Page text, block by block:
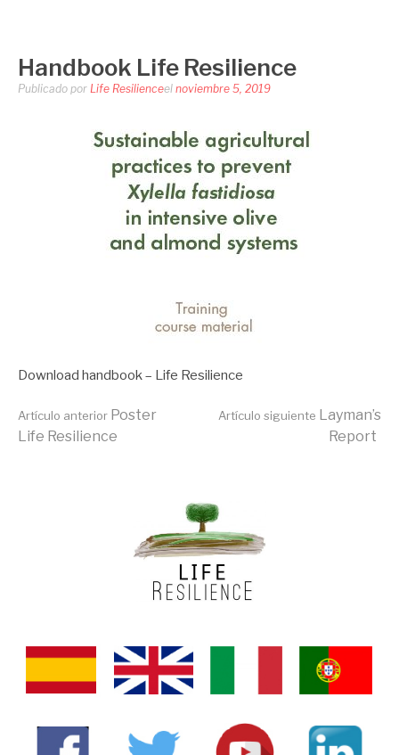
Handbook Life Resilience
Publicado por Life Resilienceel noviembre 5, 2019
Download handbook – Life Resilience
Seguir
leyendo
Artículo anterior Poster
Life Resilience
Artículo siguiente Layman’s
Report